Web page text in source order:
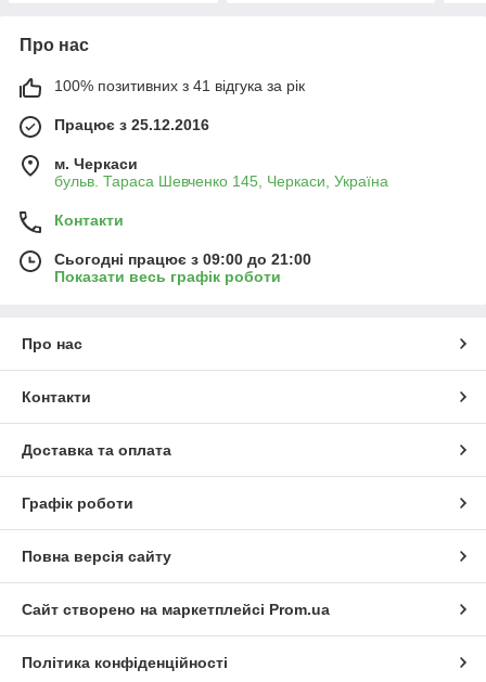
Про нас
100% позитивних з 41 відгука за рік
Працює з 25.12.2016
м. Черкаси
бульв. Тараса Шевченко 145, Черкаси, Україна
Контакти
Сьогодні працює з 09:00 до 21:00
Показати весь графік роботи
Про нас
Контакти
Доставка та оплата
Графік роботи
Повна версія сайту
Сайт створено на маркетплейсі Prom.ua
Політика конфіденційності